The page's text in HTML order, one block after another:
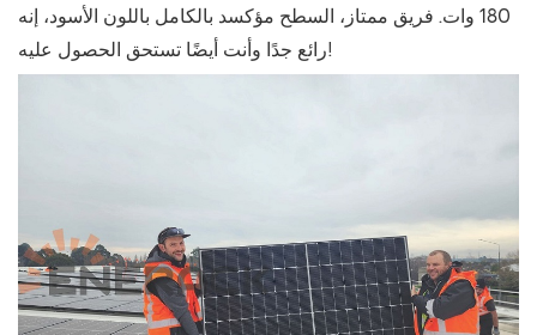
180 وات. فريق ممتاز، السطح مؤكسد بالكامل باللون الأسود، إنه
رائع جدًا وأنت أيضًا تستحق الحصول عليه!